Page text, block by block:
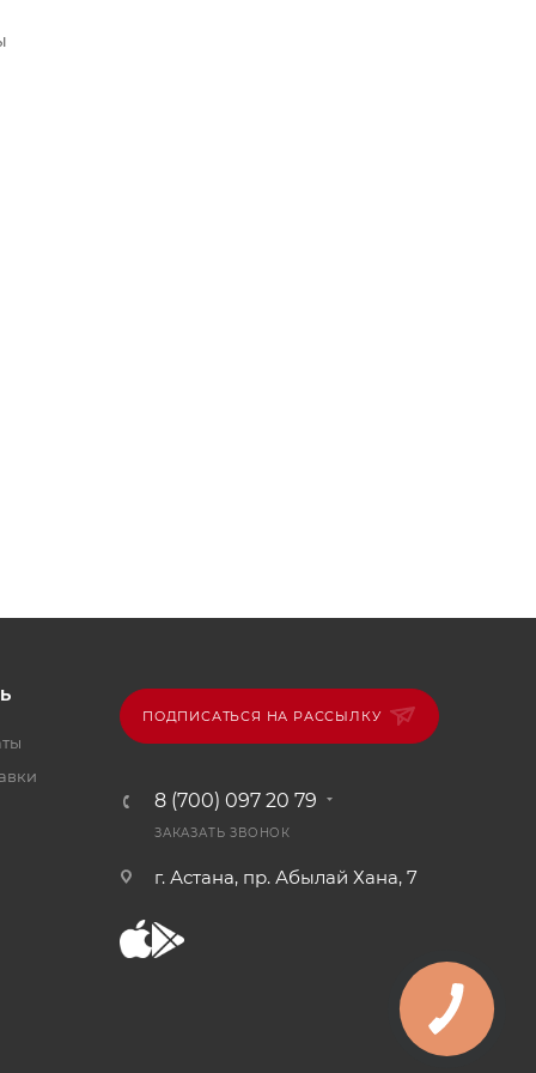
ПОДПИСАТЬСЯ НА РАССЫЛКУ
8 (700) 097 20 79
ЗАКАЗАТЬ ЗВОНОК
г. Астана, пр. Абылай Хана, 7